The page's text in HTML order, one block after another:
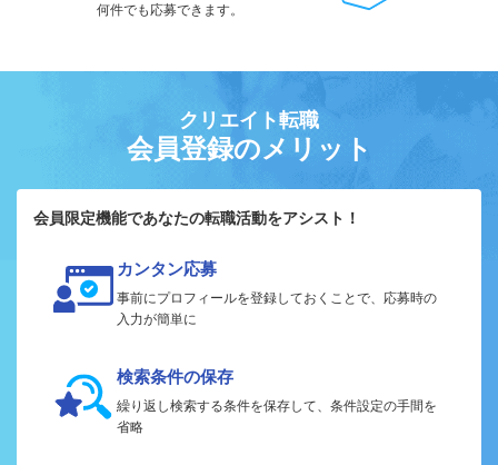
何件でも応募できます。
クリエイト転職
会員登録のメリット
会員限定機能であなたの転職活動をアシスト！
カンタン応募
事前にプロフィールを登録しておくことで、応募時の
入力が簡単に
検索条件の保存
繰り返し検索する条件を保存して、条件設定の手間を
省略